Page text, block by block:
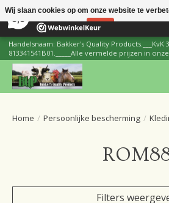
206 Reviews
Handelsnaam: Bakker's Quality Products.___KvK
813341541B01._____Alle vermelde prijzen in
Home / Persoonlijke bescherming /
Filters
Wij slaan cookies op om onze website te
Nee